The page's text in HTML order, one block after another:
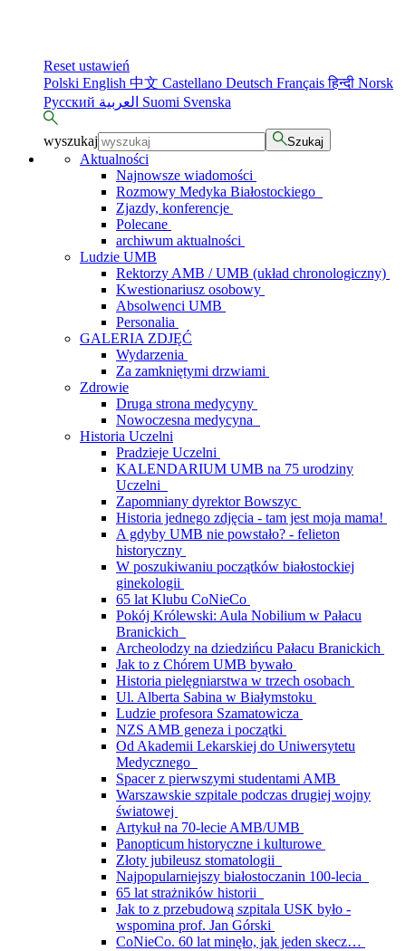
Reset ustawień
Polski English 中文 Castellano Deutsch Françaisहिन्दी Norsk
Русский
Suomi Svenska
wyszukaj Szukaj
Aktualności
Najnowsze wiadomości
Rozmowy Medyka Białostockiego
Zjazdy, konferencje
Polecane
archiwum aktualności
Ludzie UMB
Rektorzy AMB / UMB (układ chronologiczny)
Kwestionariusz osobowy
Absolwenci UMB
Personalia
GALERIA ZDJĘĆ
Wydarzenia
Za zamkniętymi drzwiami
Zdrowie
Druga strona medycyny
Nowoczesna medycyna
Historia Uczelni
Pradzieje Uczelni
KALENDARIUM UMB na 75 urodziny
Uczelni
Zapomniany dyrektor Bowszyc
Historia jednego zdjęcia - tam jest moja mama!
A gdyby UMB nie powstało? - felieton
historyczny
W poszukiwaniu początków białostockiej
ginekologii
65 lat Klubu CoNieCo
Pokój Królewski: Aula Nobilium w Pałacu
Branickich
Archeolodzy na dziedzińcu Pałacu Branickich
Jak to z Chórem UMB bywało
Historia pielęgniarstwa w trzech osobach
Ul. Alberta Sabina w Białymstoku
Ludzie profesora Szamatowicza
NZS AMB geneza i początki
Od Akademii Lekarskiej do Uniwersytetu
Medycznego
Spacer z pierwszymi studentami AMB
Warszawskie szpitale podczas drugiej wojny
światowej
Artykuł na 70-lecie AMB/UMB
Panopticum historyczne i kulturowe
Złoty jubileusz stomatologii
Najpopularniejszy białostoczanin 100-lecia
65 lat strażników historii
Jak to z przebudową szpitala USK było -
wspomina prof. Jan Górski
CoNieCo. 60 lat minęło, jak jeden skecz…